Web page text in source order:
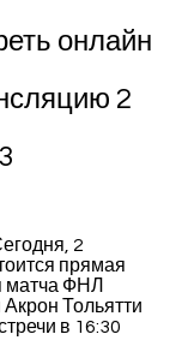
онлайн
2
2
прямая
матча ФНЛ
Тольятти
в 16:30